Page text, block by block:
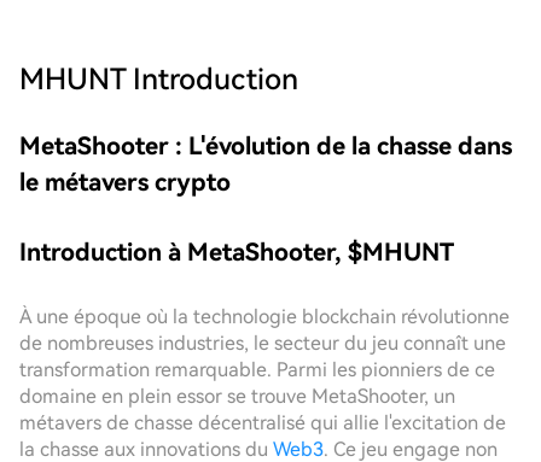
MHUNT Introduction
MetaShooter : L'évolution de la chasse dans
le métavers crypto
Introduction à MetaShooter, $MHUNT
À une époque où la technologie blockchain révolutionne
de nombreuses industries, le secteur du jeu connaît une
transformation remarquable. Parmi les pionniers de ce
domaine en plein essor se trouve MetaShooter, un
métavers de chasse décentralisé qui allie l'excitation de
la chasse aux innovations du Web3. Ce jeu engage non